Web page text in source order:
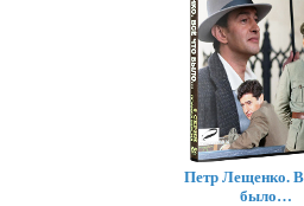
Петр Лещенко.
было…